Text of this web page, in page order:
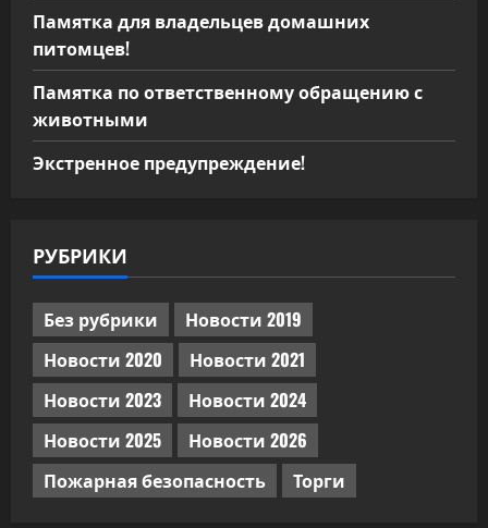
Памятка для владельцев домашних
питомцев!
Памятка по ответственному обращению с
животными
Экстренное предупреждение!
РУБРИКИ
Без рубрики
Новости 2019
Новости 2020
Новости 2021
Новости 2023
Новости 2024
Новости 2025
Новости 2026
Пожарная безопасность
Торги